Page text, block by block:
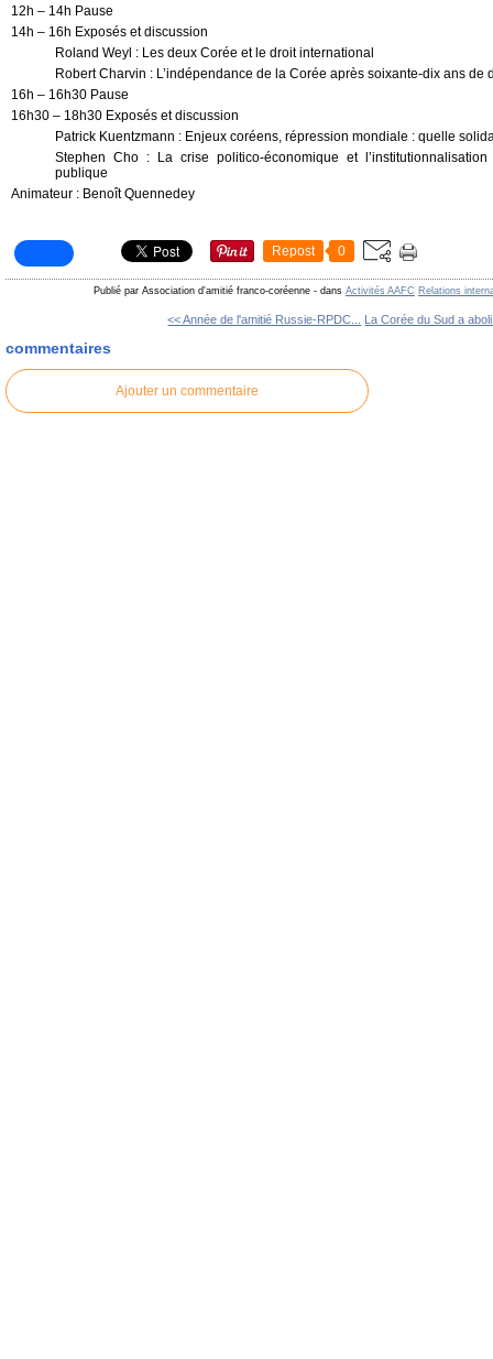
12h – 14h Pause
14h – 16h Exposés et discussion
Roland Weyl : Les deux Corée et le droit international
Robert Charvin : L’indépendance de la Corée après soixante-dix ans de
16h – 16h30 Pause
16h30 – 18h30 Exposés et discussion
Patrick Kuentzmann : Enjeux coréens, répression mondiale : quelle
Stephen Cho : La crise politico-économique et
publique
Animateur : Benoît Quennedey
Repost 0
Publié par Association d'amitié franco-coréenne - dans Activités AAFC Relations
<< Année de l'amitié Russie-RPDC... La Corée du Sud a
commentaires
Ajouter un commentaire